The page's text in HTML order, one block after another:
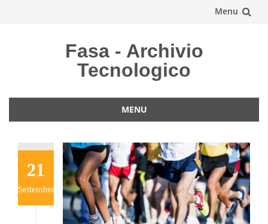
Menu
Fasa - Archivio
Tecnologico
MENU
contenuto
21
Settembre